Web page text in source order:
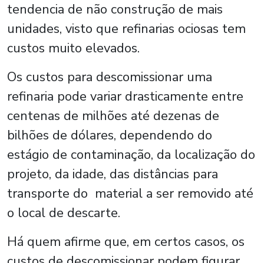
tendencia de não construção de mais
unidades, visto que refinarias ociosas tem
custos muito elevados.
Os custos para descomissionar uma
refinaria pode variar drasticamente entre
centenas de milhões até dezenas de
bilhões de dólares, dependendo do
estágio de contaminação, da localização do
projeto, da idade, das distâncias para
transporte do material a ser removido até
o local de descarte.
Há quem afirme que, em certos casos, os